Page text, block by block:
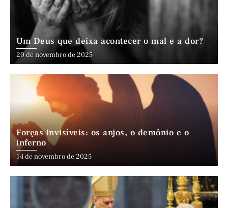
Um Deus que deixa acontecer o mal e a dor?
20 de novembro de 2025
Forças invisíveis: os anjos, o demônio e o
inferno
14 de novembro de 2025